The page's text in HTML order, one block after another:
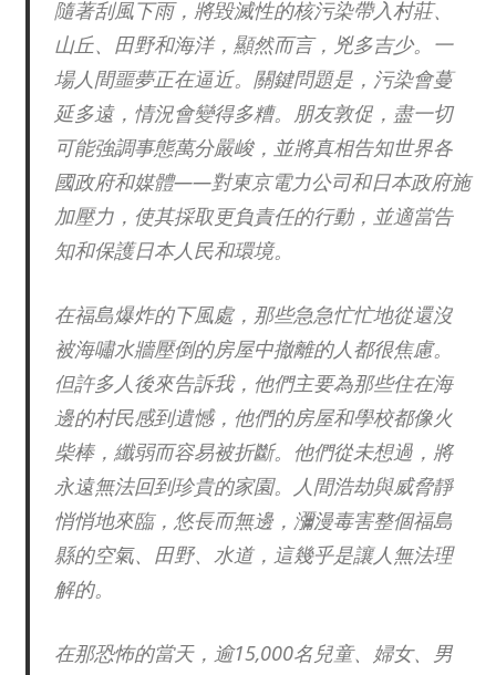
隨著刮風下雨，將毀滅性的核污染帶入村莊、
山丘、田野和海洋，顯然而言，兇多吉少。一
場人間噩夢正在逼近。關鍵問題是，污染會蔓
延多遠，情況會變得多糟。朋友敦促，盡一切
可能強調事態萬分嚴峻，並將真相告知世界各
國政府和媒體——對東京電力公司和日本政府施
加壓力，使其採取更負責任的行動，並適當告
知和保護日本人民和環境。
在福島爆炸的下風處，那些急急忙忙地從還沒
被海嘯水牆壓倒的房屋中撤離的人都很焦慮。
但許多人後來告訴我，他們主要為那些住在海
邊的村民感到遺憾，他們的房屋和學校都像火
柴棒，纖弱而容易被折斷。他們從未想過，將
永遠無法回到珍貴的家園。人間浩劫與威脅靜
悄悄地來臨，悠長而無邊，瀰漫毒害整個福島
縣的空氣、田野、水道，這幾乎是讓人無法理
解的。
在那恐怖的當天，逾15,000名兒童、婦女、男